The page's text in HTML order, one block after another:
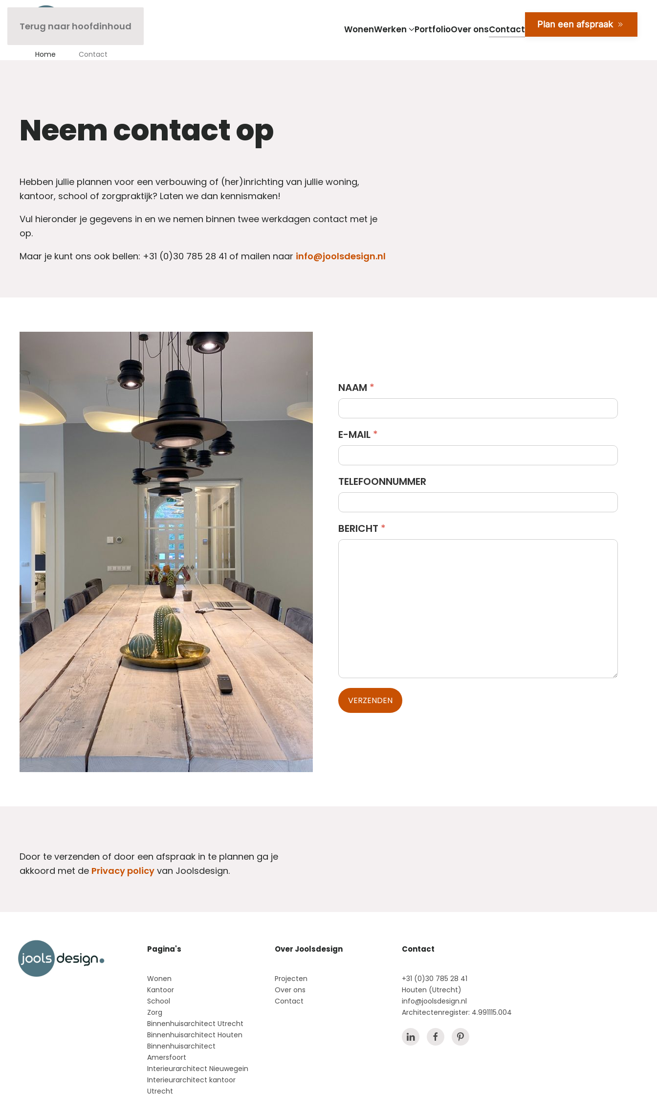
Terug naar hoofdinhoud WonenWerken PortfolioOver onsContact Plan een afspraak
Home Contact
Neem contact op
Hebben jullie plannen voor een verbouwing of (her)inrichting van jullie woning,
kantoor, school of zorgpraktijk? Laten we dan kennismaken!
Vul hieronder je gegevens in en we nemen binnen twee werkdagen contact met je
op.
Maar je kunt ons ook bellen: +31 (0)30 785 28 41 of mailen naar info@joolsdesign.nl
NAAM *
E-MAIL *
TELEFOONNUMMER
BERICHT *
VERZENDEN
Door te verzenden of door een afspraak in te plannen ga je
akkoord met de Privacy policy van Joolsdesign.
Pagina's
Wonen
Kantoor
School
Zorg
Binnenhuisarchitect Utrecht
Binnenhuisarchitect Houten
Binnenhuisarchitect
Amersfoort
Interieurarchitect Nieuwegein
Interieurarchitect kantoor
Utrecht
Over Joolsdesign
Projecten
Over ons
Contact
Contact
+31 (0)30 785 28 41
Houten (Utrecht)
info@joolsdesign.nl
Architectenregister: 4.991115.004